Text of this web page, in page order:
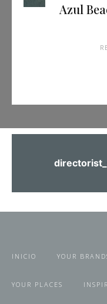
Azul
INICIO YOUR
YOUR PLACES